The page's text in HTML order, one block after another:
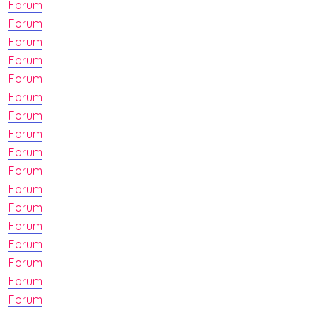
Forum
Forum
Forum
Forum
Forum
Forum
Forum
Forum
Forum
Forum
Forum
Forum
Forum
Forum
Forum
Forum
Forum